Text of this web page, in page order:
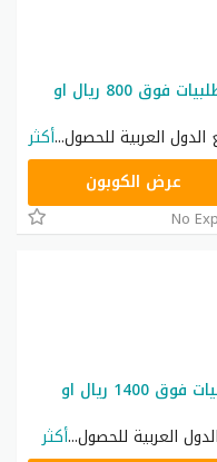
كوبون خصم شي ان 150 ريال على طلبيات فوق 800 ريال او
العربية للحصول...أكثر
عرض الكوبون
No
كود خصم شي ان 300 ريال على طلبيات فوق 1400 ريال او
العربية للحصول...أكثر